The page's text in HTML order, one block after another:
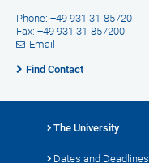
Phone: +49 931 31-85720
Fax: +49 931 31-857200
Email
Find Contact
The University
Dates and Deadlines